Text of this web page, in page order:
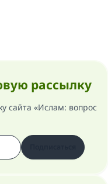
рассылку
сайта «Ислам: вопрос